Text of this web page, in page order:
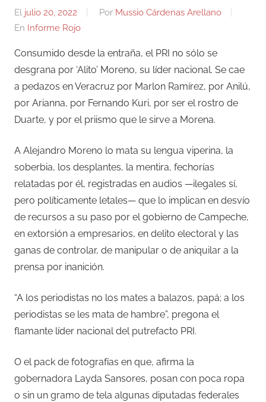
El julio 20, 2022 Por Mussio Cárdenas Arellano
En Informe Rojo
Consumido desde la entraña, el PRI no sólo se
desgrana por ‘Alito’ Moreno, su líder nacional. Se cae
a pedazos en Veracruz por Marlon Ramírez, por Anilú,
por Arianna, por Fernando Kuri, por ser el rostro de
Duarte, y por el priismo que le sirve a Morena.
A Alejandro Moreno lo mata su lengua viperina, la
soberbia, los desplantes, la mentira, fechorías
relatadas por él, registradas en audios —ilegales sí,
pero políticamente letales— que lo implican en desvío
de recursos a su paso por el gobierno de Campeche,
en extorsión a empresarios, en delito electoral y las
ganas de controlar, de manipular o de aniquilar a la
prensa por inanición.
“A los periodistas no los mates a balazos, papá; a los
periodistas se les mata de hambre”, pregona el
flamante líder nacional del putrefacto PRI.
O el pack de fotografías en que, afirma la
gobernadora Layda Sansores, posan con poca ropa
o sin un gramo de tela algunas diputadas federales